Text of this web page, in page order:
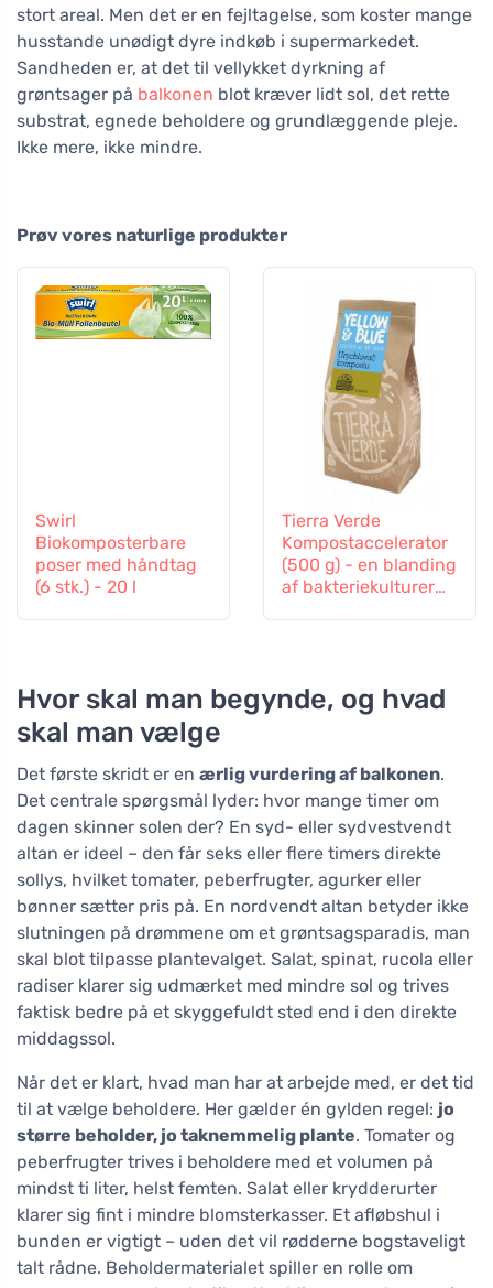
stort areal. Men det er en fejltagelse, som koster mange
husstande unødigt dyre indkøb i supermarkedet.
Sandheden er, at det til vellykket dyrkning af
grøntsager på balkonen blot kræver lidt sol, det rette
substrat, egnede beholdere og grundlæggende pleje.
Ikke mere, ikke mindre.
Prøv vores naturlige produkter
Swirl
Biokomposterbare
poser med håndtag
(6 stk.) - 20 l
Tierra Verde
Kompostaccelerator
(500 g) - en blanding
af bakteriekulturer
Hvor skal man begynde, og hvad
skal man vælge
Det første skridt er en ærlig vurdering af balkonen.
Det centrale spørgsmål lyder: hvor mange timer om
dagen skinner solen der? En syd- eller sydvestvendt
altan er ideel – den får seks eller flere timers direkte
sollys, hvilket tomater, peberfrugter, agurker eller
bønner sætter pris på. En nordvendt altan betyder ikke
slutningen på drømmene om et grøntsagsparadis, man
skal blot tilpasse plantevalget. Salat, spinat, rucola eller
radiser klarer sig udmærket med mindre sol og trives
faktisk bedre på et skyggefuldt sted end i den direkte
middagssol.
Når det er klart, hvad man har at arbejde med, er det tid
til at vælge beholdere. Her gælder én gylden regel: jo
større beholder, jo taknemmelig plante. Tomater og
peberfrugter trives i beholdere med et volumen på
mindst ti liter, helst femten. Salat eller krydderurter
klarer sig fint i mindre blomsterkasser. Et afløbshul i
bunden er vigtigt – uden det vil rødderne bogstaveligt
talt rådne. Beholdermaterialet spiller en rolle om